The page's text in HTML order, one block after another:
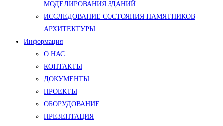
МОДЕЛИРОВАНИЯ ЗДАНИЙ
ИССЛЕДОВАНИЕ СОСТОЯНИЯ ПАМЯТНИКОВ
АРХИТЕКТУРЫ
Информация
О НАС
КОНТАКТЫ
ДОКУМЕНТЫ
ПРОЕКТЫ
ОБОРУДОВАНИЕ
ПРЕЗЕНТАЦИЯ